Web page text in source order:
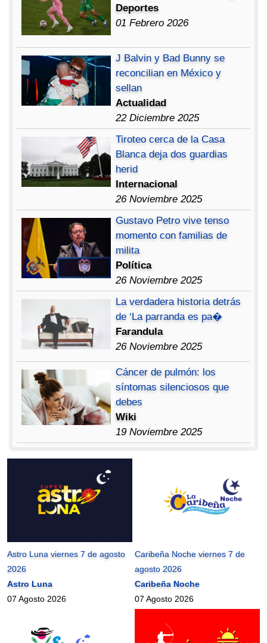
Deportes
01 Febrero 2026
J Balvin y Bad Bunny se
reconcilian en México y
sellan
Actualidad
22 Diciembre 2025
Tiroteo cerca de la Casa
Blanca deja dos guardias
herid
Internacional
26 Noviembre 2025
Gustavo Petro vive tenso
momento con familias de
milita
Política
26 Noviembre 2025
La verdadera historia detrás
de ‘La parranda es pa�
Farandula
26 Noviembre 2025
Cáncer de pulmón: los
síntomas silenciosos que
debes
Wiki
19 Noviembre 2025
Astro Luna viernes 7 de agosto
2026
Astro Luna
07 Agosto 2026
Caribeña Noche viernes 7 de
agosto 2026
Caribeña Noche
07 Agosto 2026